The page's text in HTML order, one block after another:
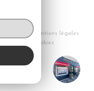
du Golf
Mentions légales
Cookies